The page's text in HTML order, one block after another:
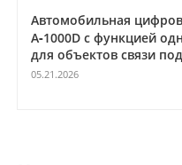
Автомобильная
А‑1000D с функцией
для объектов связи
05.21.2026